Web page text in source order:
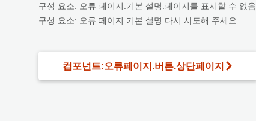
구성 요소: 오류 페이지.기본 설명.페이지를 표시할 수 없음
구성 요소: 오류 페이지.기본 설명.다시 시도해 주세요
컴포넌트:오류페이지.버튼.상단페이지